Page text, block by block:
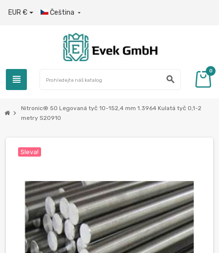
EUR € Čeština 
view_headline search
0
chevron_right
Nitronic® 50 Legovaná tyč 10-152,4 mm 1.3964 Kulatá tyč 0,1-2
metry S20910
Sleva!